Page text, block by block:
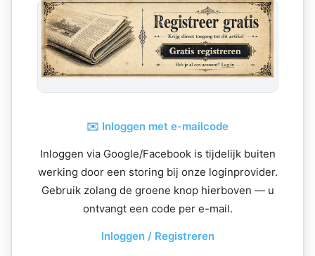
✉️ Inloggen met e-mailcode
Inloggen via Google/Facebook is tijdelijk buiten
werking door een storing bij onze loginprovider.
Gebruik zolang de groene knop hierboven — u
ontvangt een code per e-mail.
Inloggen / Registreren